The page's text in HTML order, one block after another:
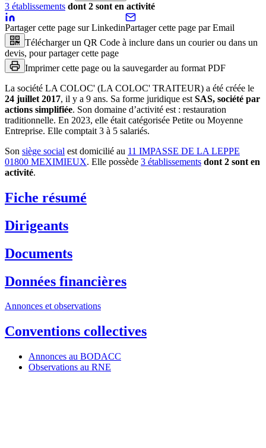
3 établissements dont 2 sont en activité
Partager cette page sur LinkedinPartager cette page par Email
Télécharger un QR Code à inclure dans un courier ou dans un
devis, pour partager cette page
Imprimer cette page ou la sauvegarder au format PDF
La société LA COLOC' (LA COLOC' TRAITEUR) a été créée le
24 juillet 2017, il y a 9 ans. Sa forme juridique est SAS, société par
actions simplifiée. Son domaine d’activité est : restauration
traditionnelle. En 2023, elle était catégorisée Petite ou Moyenne
Entreprise. Elle comptait 3 à 5 salariés.
Son siège social est domicilié au 11 IMPASSE DE LA LEPPE
01800 MEXIMIEUX. Elle possède 3 établissements dont 2 sont en
activité.
Fiche résumé
Dirigeants
Documents
Données financières
Annonces et observations
Conventions collectives
Annonces au BODACC
Observations au RNE